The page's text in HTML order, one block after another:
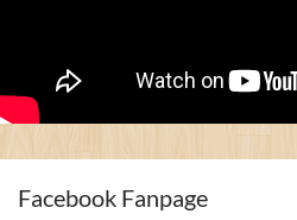
Facebook Fanpage